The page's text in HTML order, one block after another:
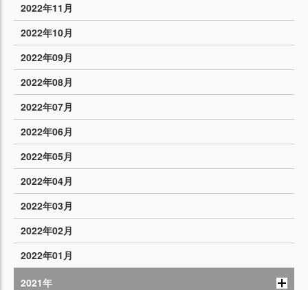
2022年11月
2022年10月
2022年09月
2022年08月
2022年07月
2022年06月
2022年05月
2022年04月
2022年03月
2022年02月
2022年01月
2021年